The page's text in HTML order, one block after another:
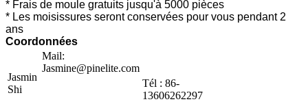
* Frais de moule gratuits jusqu'à 5000 pièces
* Les moisissures seront conservées pour vous pendant 2
ans
Coordonnées
Jasmin
Shi
Mail:
Jasmine@pinelite.com
Tél : 86-
13606262297